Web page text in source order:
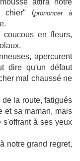
attira notre
chier" (prononcer à
en fleurs,
apercurent
dire qu'un défaut
mal chaussé ne
la route, fatigués
et sa maman, mais
à ses yeux
notre grand regret,